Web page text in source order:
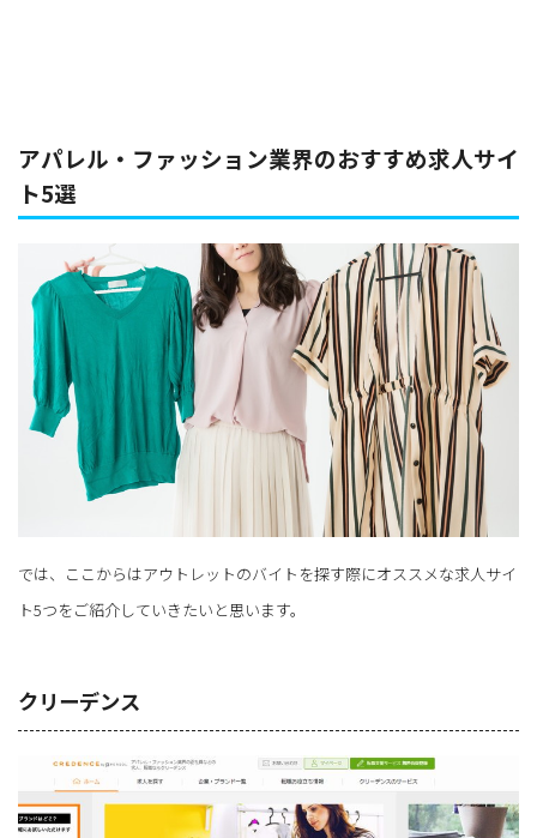
アパレル・ファッション業界のおすすめ求人サイ
ト5選
では、ここからはアウトレットのバイトを探す際にオススメな求人サイ
ト5つをご紹介していきたいと思います。
クリーデンス